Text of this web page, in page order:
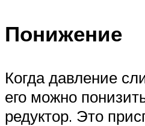
Понижение
Когда давление
его можно
редуктор. Это